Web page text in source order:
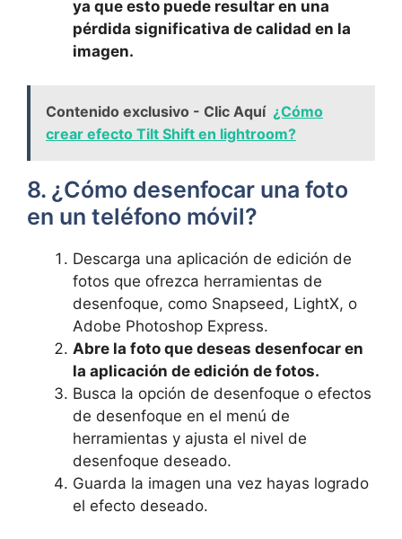
ya que esto puede resultar en‍ una
pérdida significativa de calidad en la
imagen.
Contenido exclusivo - Clic Aquí ¿Cómo
crear efecto Tilt Shift en lightroom?
8. ¿Cómo desenfocar una foto
en un teléfono‍ móvil?
Descarga una aplicación ​de edición ⁣de
fotos que ofrezca herramientas de
desenfoque, como Snapseed,⁢ LightX, o
Adobe Photoshop Express.
Abre la foto que deseas desenfocar ​en
la aplicación de edición de fotos.
Busca ‌la opción de desenfoque o efectos
de‌ desenfoque en el menú de
herramientas‍ y ajusta el nivel ⁣de
desenfoque deseado.
Guarda la imagen una vez hayas logrado ​
el efecto deseado.